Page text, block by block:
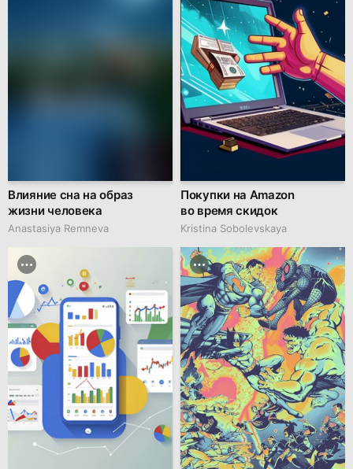
Влияние сна на образ
жизни человека
Anastasiya Remneva
Покупки на Amazon
во время скидок
Kristina Sobolevskaya